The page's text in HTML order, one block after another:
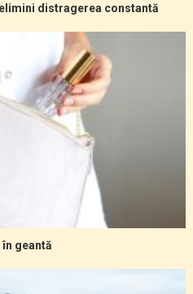
distragerea constantă
geantă